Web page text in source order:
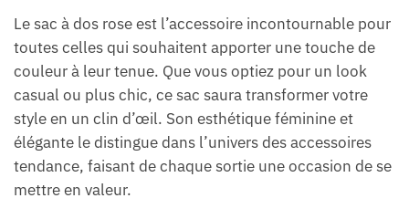
Le sac à dos rose est l’accessoire incontournable pour
toutes celles qui souhaitent apporter une touche de
couleur à leur tenue. Que vous optiez pour un look
casual ou plus chic, ce sac saura transformer votre
style en un clin d’œil. Son esthétique féminine et
élégante le distingue dans l’univers des accessoires
tendance, faisant de chaque sortie une occasion de se
mettre en valeur.